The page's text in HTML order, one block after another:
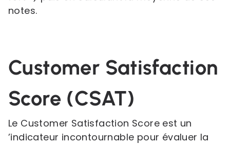
notes.
Customer Satisfaction
Score (CSAT)
Le Customer Satisfaction Score est un
’indicateur incontournable pour évaluer la